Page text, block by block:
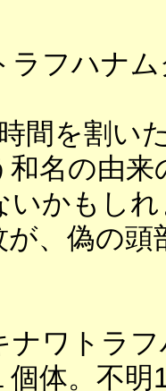
ラフハナ
間を割い
和名の由
いかもし
、偽の
ナワトラ
個体。不